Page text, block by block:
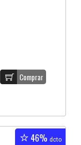
Comprar
46% dcto